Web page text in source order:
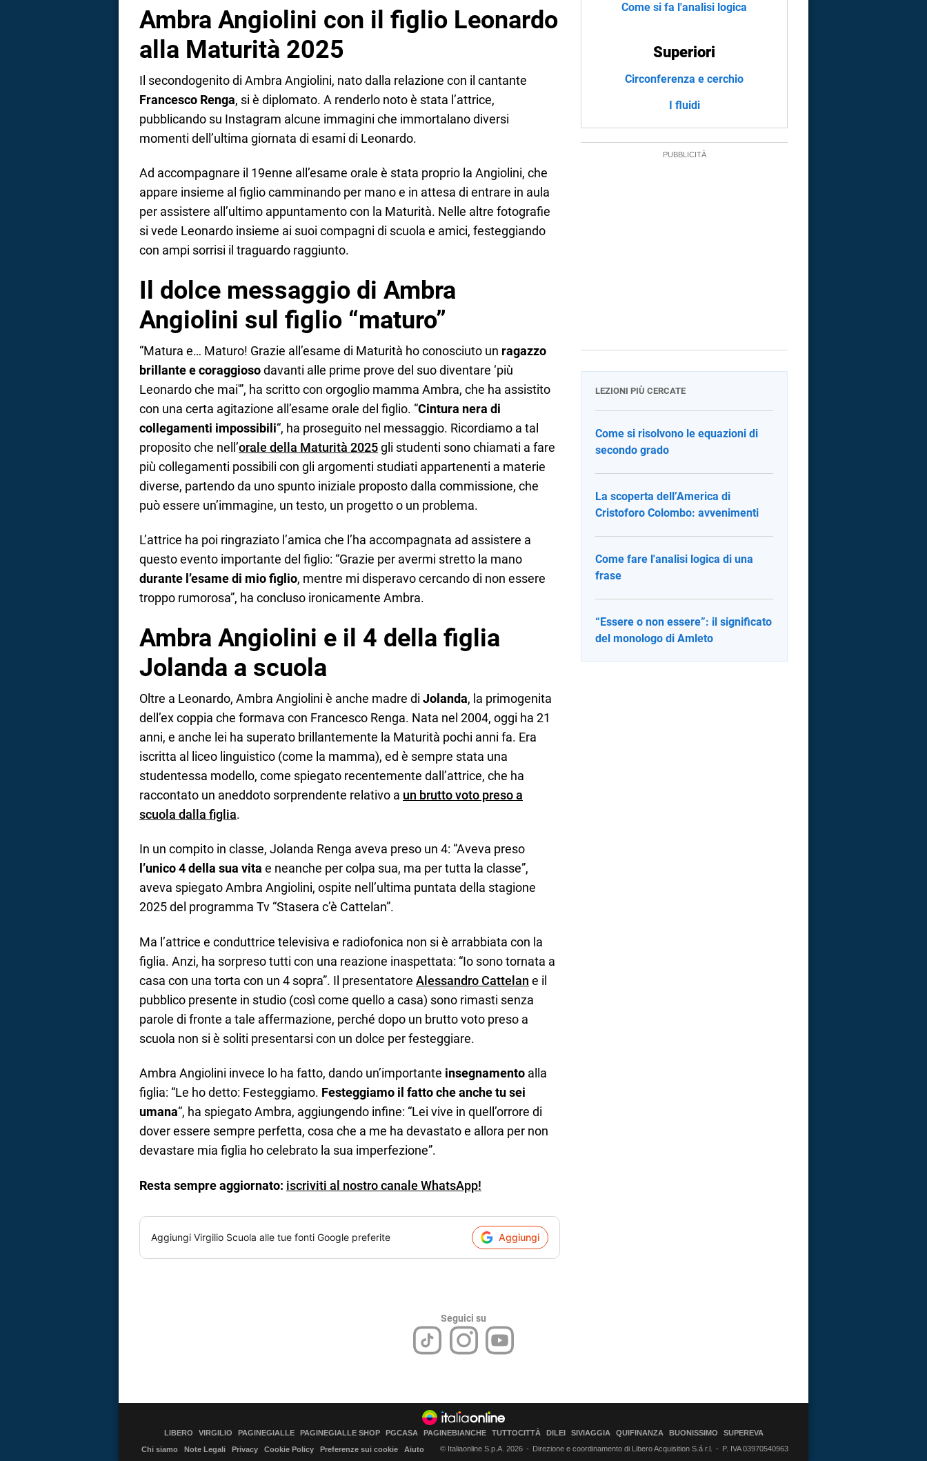
Ambra Angiolini con il figlio Leonardo
alla Maturità 2025
Il secondogenito di Ambra Angiolini, nato dalla relazione con il cantante
Francesco Renga, si è diplomato. A renderlo noto è stata l’attrice,
pubblicando su Instagram alcune immagini che immortalano diversi
momenti dell’ultima giornata di esami di Leonardo.
Ad accompagnare il 19enne all’esame orale è stata proprio la Angiolini, che
appare insieme al figlio camminando per mano e in attesa di entrare in aula
per assistere all’ultimo appuntamento con la Maturità. Nelle altre fotografie
si vede Leonardo insieme ai suoi compagni di scuola e amici, festeggiando
con ampi sorrisi il traguardo raggiunto.
Il dolce messaggio di Ambra
Angiolini sul figlio “maturo”
“Matura e… Maturo! Grazie all’esame di Maturità ho conosciuto un ragazzo
brillante e coraggiosodavanti alle prime prove del suo diventare ‘più
Leonardo che mai'”, ha scritto con orgoglio mamma Ambra, che ha assistito
con una certa agitazione all’esame orale del figlio. “Cintura nera di
collegamenti impossibili“, ha proseguito nel messaggio. Ricordiamo a tal
proposito che nell’orale della Maturità 2025gli studenti sono chiamati a fare
più collegamenti possibili con gli argomenti studiati appartenenti a materie
diverse, partendo da uno spunto iniziale proposto dalla commissione, che
può essere un’immagine, un testo, un progetto o un problema.
L’attrice ha poi ringraziato l’amica che l’ha accompagnata ad assistere a
questo evento importante del figlio: “Grazie per avermi stretto la mano
durante l’esame di mio figlio, mentre mi disperavo cercando di non essere
troppo rumorosa”, ha concluso ironicamente Ambra.
Ambra Angiolini e il 4 della figlia
Jolanda a scuola
Oltre a Leonardo, Ambra Angiolini è anche madre di Jolanda, la primogenita
dell’ex coppia che formava con Francesco Renga. Nata nel 2004, oggi ha 21
anni, e anche lei ha superato brillantemente la Maturità pochi anni fa. Era
iscritta al liceo linguistico (come la mamma), ed è sempre stata una
studentessa modello, come spiegato recentemente dall’attrice, che ha
raccontato un aneddoto sorprendente relativo a un brutto voto preso a
scuola dalla figlia.
In un compito in classe, Jolanda Renga aveva preso un 4: “Aveva preso
l’unico 4 della sua vita e neanche per colpa sua, ma per tutta la classe”,
aveva spiegato Ambra Angiolini, ospite nell’ultima puntata della stagione
2025 del programma Tv “Stasera c’è Cattelan”.
Ma l’attrice e conduttrice televisiva e radiofonica non si è arrabbiata con la
figlia. Anzi, ha sorpreso tutti con una reazione inaspettata: “Io sono tornata a
casa con una torta con un 4 sopra”. Il presentatore Alessandro Cattelan e il
pubblico presente in studio (così come quello a casa) sono rimasti senza
parole di fronte a tale affermazione, perché dopo un brutto voto preso a
scuola non si è soliti presentarsi con un dolce per festeggiare.
Ambra Angiolini invece lo ha fatto, dando un’importante insegnamento alla
figlia: “Le ho detto: Festeggiamo. Festeggiamo il fatto che anche tu sei
umana“, ha spiegato Ambra, aggiungendo infine: “Lei vive in quell’orrore di
dover essere sempre perfetta, cosa che a me ha devastato e allora per non
devastare mia figlia ho celebrato la sua imperfezione”.
Resta sempre aggiornato: iscriviti al nostro canale WhatsApp!
Aggiungi Virgilio Scuola alle tue fonti Google preferite Aggiungi
Come si fa l'analisi logica
Superiori
Circonferenza e cerchio
I fluidi
LEZIONI PIÙ CERCATE
Come si risolvono le equazioni di
secondo grado
La scoperta dell’America di
Cristoforo Colombo: avvenimenti
Come fare l'analisi logica di una
frase
“Essere o non essere”: il significato
del monologo di Amleto
Seguici su
LIBERO VIRGILIO PAGINEGIALLE PAGINEGIALLE SHOP PGCASA PAGINEBIANCHE TUTTOCITTÀ DILEI SIVIAGGIA QUIFINANZA BUONISSIMO
SUPEREVA
Chi siamo
Note Legali Privacy Cookie Policy Preferenze sui cookie Aiuto © Italiaonline S.p.A. 2026 Direzione e coordinamento di Libero Acquisition S.á r.l. P. IVA 03970540963